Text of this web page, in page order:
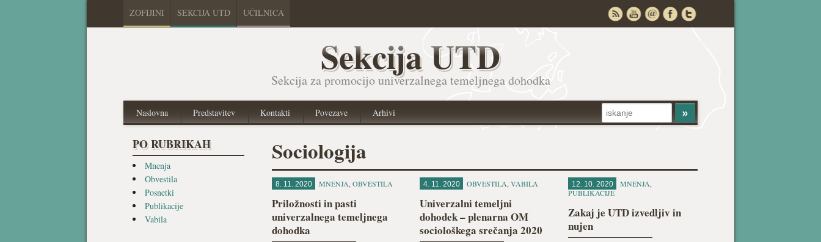
ZOFIJINI SEKCIJA UTD UČILNICA
Sekcija UTD
Sekcija za promocijo univerzalnega temeljnega dohodka
Naslovna Predstavitev Kontakti Povezave Arhivi
PO RUBRIKAH
Mnenja
Obvestila
Posnetki
Publikacije
Vabila
Sociologija
8. 11. 2020 MNENJA, OBVESTILA
Priložnosti in pasti
univerzalnega temeljnega
dohodka
4. 11. 2020 OBVESTILA, VABILA
Univerzalni temeljni
dohodek – plenarna OM
sociološkega srečanja 2020
12. 10. 2020 MNENJA,
PUBLIKACIJE
Zakaj je UTD izvedljiv in
nujen